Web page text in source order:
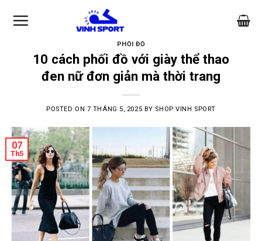
PHỐI ĐỒ
10 cách phối đồ với giày thể thao
đen nữ đơn giản mà thời trang
POSTED ON 7 THÁNG 5, 2025 BY SHOP VINH SPORT
07
Th5